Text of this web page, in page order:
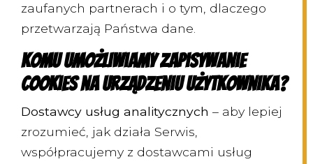
zaufanych partnerach i o tym, dlaczego
przetwarzają Państwa dane.
Komu umożliwiamy zapisywanie
cookies na urządzeniu Użytkownika?
Dostawcy usług analitycznych – aby lepiej
zrozumieć, jak działa Serwis,
współpracujemy z dostawcami usług